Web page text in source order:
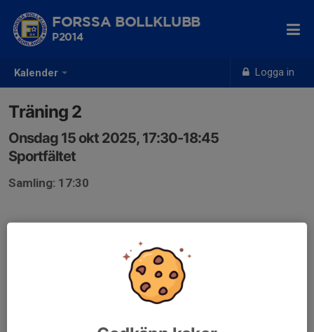
Kalender Logga in
FORSSA BOLLKLUBB
P2014
Träning 2
Onsdag 15 okt 2025, 17:30-18:45
Sportfältet
Samling: 17:30